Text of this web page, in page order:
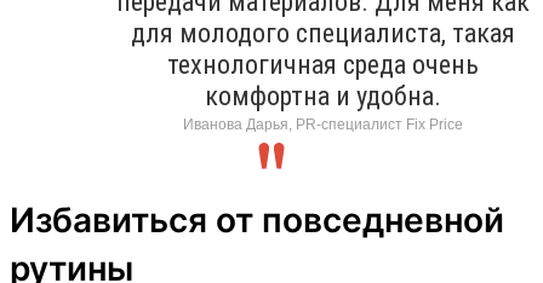
для молодого специалиста, такая
технологичная среда очень
комфортна и удобна.
Иванова Дарья, PR-специалист Fix Price
Избавиться от повседневной
рутины